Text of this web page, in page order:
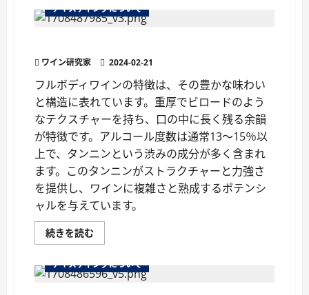
ら
に
の
秘
イ
の
ワ
イ
ン
用
語
の
極
意
に
つ
い
て
さ
む
テイスティングについて
ワイン研究家 2024-02-21
フルボディワインの特徴は、その豊かな味わい
と構造に表れています。重厚でビロードのよう
なテクスチャーを持ち、口の中に長く残る余韻
が特徴です。アルコール度数は通常13～15％以
上で、タンニンという渋みの成分が多く含まれ
ます。このタンニンがストラクチャーと力強さ
を提供し、ワインに複雑さと熟成するポテンシ
ャルを与えています。
続きを読む
イ
味
わ
テイスティングについて